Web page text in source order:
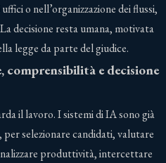
o nell’organizzazione dei flussi,
decisione resta umana, motivata
legge da parte del giudice.
e decisione
il lavoro. I sistemi di IA sono già
selezionare candidati, valutare
produttività, intercettare